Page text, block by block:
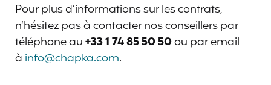
Pour plus d’informations sur les contrats,
n’hésitez pas à contacter nos conseillers par
téléphone au+33 1 74 85 50 50ou par email
à info@chapka.com.